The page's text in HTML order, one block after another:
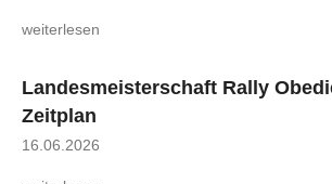
weiterlesen
Landesmeisterschaft Rally
Zeitplan
16.06.2026